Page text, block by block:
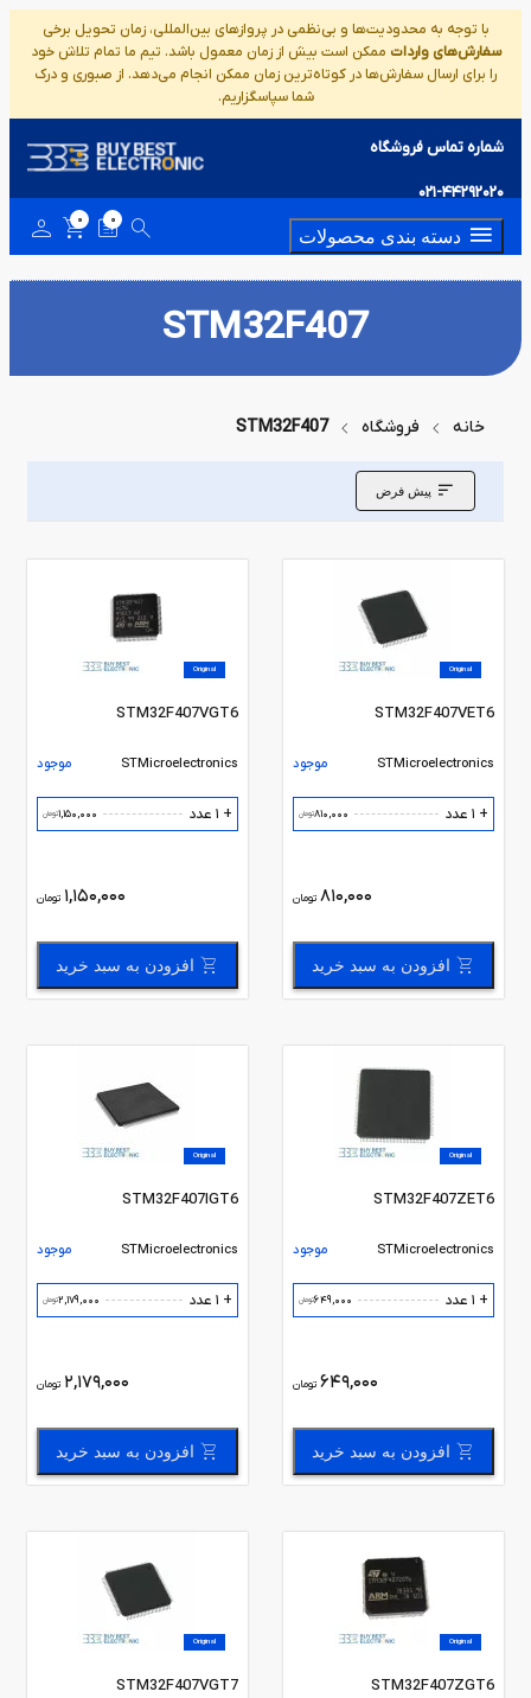
با توجه به محدودیت‌ها و بی‌نظمی در پروازهای بین‌المللی، زمان تحویل برخی
سفارش‌های واردات ممکن است بیش از زمان معمول باشد. تیم ما تمام تلاش خود
را برای ارسال سفارش‌ها در کوتاه‌ترین زمان ممکن انجام می‌دهد. از صبوری و درک
شما سپاسگزاریم.
شماره تماس فروشگاه
021-44292020
دسته بندی محصولات
0
0
STM32F407
خانه فروشگاه STM32F407
پیش فرض
Original
STM32F407VET6
STMicroelectronics موجود
+ 1 عدد 810,000تومان
810,000 تومان
افزودن به سبد خرید
Original
STM32F407VGT6
STMicroelectronics موجود
+ 1 عدد 1,150,000تومان
1,150,000 تومان
افزودن به سبد خرید
Original
STM32F407ZET6
STMicroelectronics موجود
+ 1 عدد 649,000تومان
649,000 تومان
افزودن به سبد خرید
Original
STM32F407IGT6
STMicroelectronics موجود
+ 1 عدد 2,179,000تومان
2,179,000 تومان
افزودن به سبد خرید
Original
STM32F407ZGT6
Original
STM32F407VGT7